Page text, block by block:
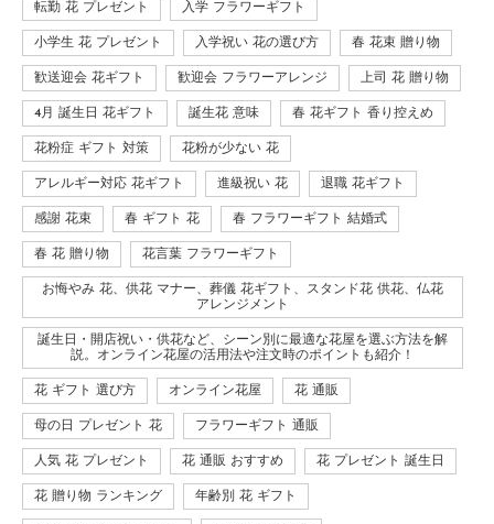
転勤 花 プレゼント 入学 フラワーギフト
小学生 花 プレゼント 入学祝い 花の選び方 春 花束 贈り物
歓送迎会 花ギフト 歓迎会 フラワーアレンジ 上司 花 贈り物
4月 誕生日 花ギフト 誕生花 意味 春 花ギフト 香り控えめ
花粉症 ギフト 対策 花粉が少ない 花
アレルギー対応 花ギフト 進級祝い 花 退職 花ギフト
感謝 花束 春 ギフト 花 春 フラワーギフト 結婚式
春 花 贈り物 花言葉 フラワーギフト
お悔やみ 花、供花 マナー、葬儀 花ギフト、スタンド花 供花、仏花
アレンジメント
誕生日・開店祝い・供花など、シーン別に最適な花屋を選ぶ方法を解
説。オンライン花屋の活用法や注文時のポイントも紹介！
花 ギフト 選び方 オンライン花屋 花 通販
母の日 プレゼント 花 フラワーギフト 通販
人気 花 プレゼント 花 通販 おすすめ 花 プレゼント 誕生日
花 贈り物 ランキング 年齢別 花 ギフト